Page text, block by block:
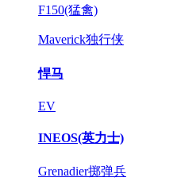
F150(猛禽)
Maverick独行侠
悍马
EV
INEOS(英力士)
Grenadier掷弹兵